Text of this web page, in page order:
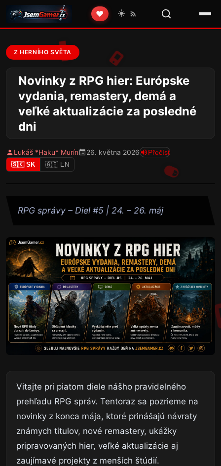
❤️ ☀️
Z HERNÍHO SVĚTA
Novinky z RPG hier: Európske
vydania, remastery, demá a
veľké aktualizácie za posledné
dni
Lukáš *Haku* Murín 26. května 2026 Přečíst
🇸🇰 SK 🇬🇧 EN
RPG správy – Diel #5 | 24. – 26. máj
Vitajte pri piatom diele nášho pravidelného
prehľadu RPG správ. Tentoraz sa pozrieme na
novinky z konca mája, ktoré prinášajú návraty
známych titulov, nové remastery, ukážky
pripravovaných hier, veľké aktualizácie aj
zaujímavé projekty z menších štúdií.